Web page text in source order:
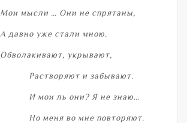
Мои мысли … Они не спрятаны,
А давно уже стали мною.
Обволакивают, укрывают,
Растворяют и забывают.
И мои ль они? Я не знаю…
Но меня во мне повторяют.